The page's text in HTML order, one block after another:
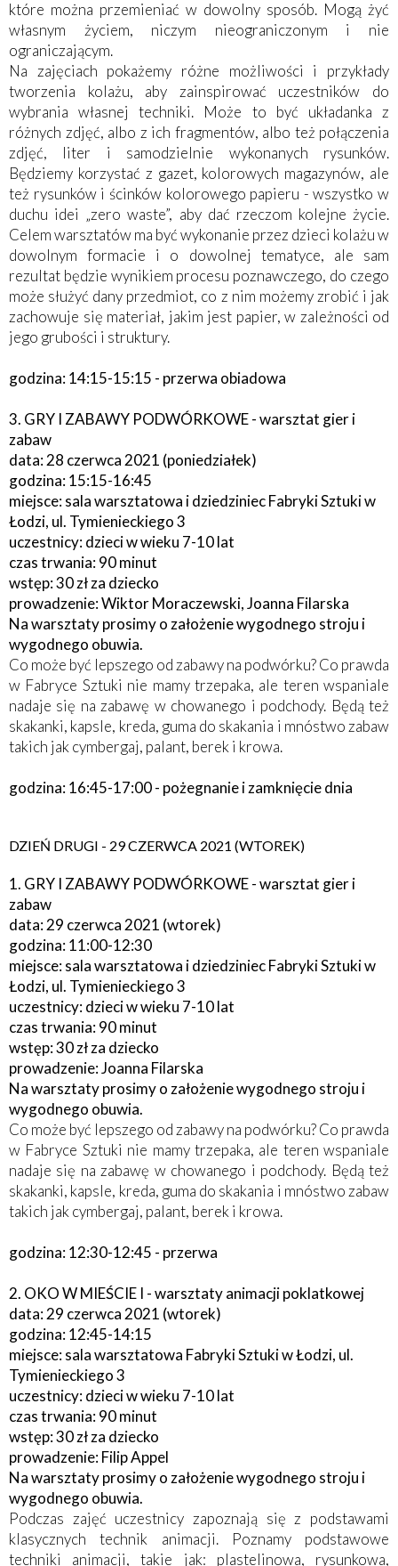
które można przemieniać w dowolny sposób. Mogą żyć
własnym życiem, niczym nieograniczonym i nie
ograniczającym.
Na zajęciach pokażemy różne możliwości i przykłady
tworzenia kolażu, aby zainspirować uczestników do
wybrania własnej techniki. Może to być układanka z
różnych zdjęć, albo z ich fragmentów, albo też połączenia
zdjęć, liter i samodzielnie wykonanych rysunków.
Będziemy korzystać z gazet, kolorowych magazynów, ale
też rysunków i ścinków kolorowego papieru - wszystko w
duchu idei „zero waste”, aby dać rzeczom kolejne życie.
Celem warsztatów ma być wykonanie przez dzieci kolażu w
dowolnym formacie i o dowolnej tematyce, ale sam
rezultat będzie wynikiem procesu poznawczego, do czego
może służyć dany przedmiot, co z nim możemy zrobić i jak
zachowuje się materiał, jakim jest papier, w zależności od
jego grubości i struktury.
godzina: 14:15-15:15 - przerwa obiadowa
3. GRY I ZABAWY PODWÓRKOWE- warsztat gier i
zabaw
data: 28 czerwca 2021 (poniedziałek)
godzina: 15:15-16:45
miejsce: sala warsztatowa i dziedziniec Fabryki Sztuki w
Łodzi, ul. Tymienieckiego 3
uczestnicy: dzieci w wieku 7-10 lat
czas trwania: 90 minut
wstęp: 30 zł za dziecko
prowadzenie: Wiktor Moraczewski, Joanna Filarska
Na warsztaty prosimy o założenie wygodnego stroju i
wygodnego obuwia.
Co może być lepszego od zabawy na podwórku? Co prawda
w Fabryce Sztuki nie mamy trzepaka, ale teren wspaniale
nadaje się na zabawę w chowanego i podchody. Będą też
skakanki, kapsle, kreda, guma do skakania i mnóstwo zabaw
takich jak cymbergaj, palant, berek i krowa.
godzina: 16:45-17:00 - pożegnanie i zamknięcie dnia
DZIEŃ DRUGI - 29 CZERWCA 2021 (WTOREK)
1. GRY I ZABAWY PODWÓRKOWE- warsztat gier i
zabaw
data: 29 czerwca 2021 (wtorek)
godzina: 11:00-12:30
miejsce: sala warsztatowa i dziedziniec Fabryki Sztuki w
Łodzi, ul. Tymienieckiego 3
uczestnicy: dzieci w wieku 7-10 lat
czas trwania: 90 minut
wstęp: 30 zł za dziecko
prowadzenie: Joanna Filarska
Na warsztaty prosimy o założenie wygodnego stroju i
wygodnego obuwia.
Co może być lepszego od zabawy na podwórku? Co prawda
w Fabryce Sztuki nie mamy trzepaka, ale teren wspaniale
nadaje się na zabawę w chowanego i podchody. Będą też
skakanki, kapsle, kreda, guma do skakania i mnóstwo zabaw
takich jak cymbergaj, palant, berek i krowa.
godzina: 12:30-12:45 - przerwa
2. OKO W MIEŚCIE I - warsztaty animacji poklatkowej
data: 29 czerwca 2021 (wtorek)
godzina: 12:45-14:15
miejsce: sala warsztatowa Fabryki Sztuki w Łodzi, ul.
Tymienieckiego 3
uczestnicy: dzieci w wieku 7-10 lat
czas trwania: 90 minut
wstęp: 30 zł za dziecko
prowadzenie: Filip Appel
Na warsztaty prosimy o założenie wygodnego stroju i
wygodnego obuwia.
Podczas zajęć uczestnicy zapoznają się z podstawami
klasycznych technik animacji. Poznamy podstawowe
techniki animacji, takie jak: plastelinowa, rysunkowa,